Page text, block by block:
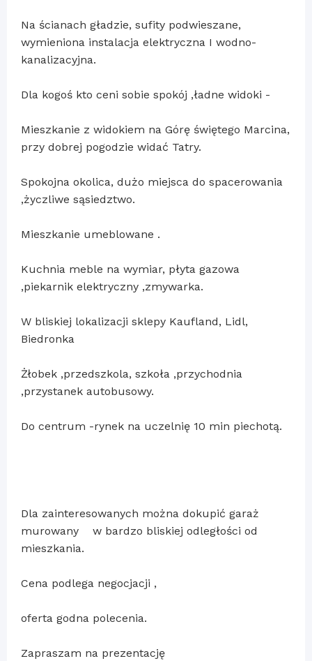
Na ścianach gładzie, sufity podwieszane,
wymieniona instalacja elektryczna I wodno-
kanalizacyjna.
Dla kogoś kto ceni sobie spokój ,ładne widoki -
Mieszkanie z widokiem na Górę świętego Marcina,
przy dobrej pogodzie widać Tatry.
Spokojna okolica, dużo miejsca do spacerowania
,życzliwe sąsiedztwo.
Mieszkanie umeblowane .
Kuchnia meble na wymiar, płyta gazowa
,piekarnik elektryczny ,zmywarka.
W bliskiej lokalizacji sklepy Kaufland, Lidl,
Biedronka
Żłobek ,przedszkola, szkoła ,przychodnia
,przystanek autobusowy.
Do centrum -rynek na uczelnię 10 min piechotą.
Dla zainteresowanych można dokupić garaż
murowany w bardzo bliskiej odległości od
mieszkania.
Cena podlega negocjacji ,
oferta godna polecenia.
Zapraszam na prezentację